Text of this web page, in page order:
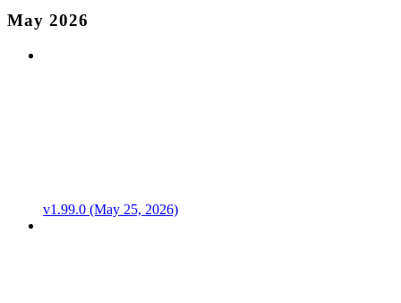
May 2026
v1.99.0 (May 25, 2026)